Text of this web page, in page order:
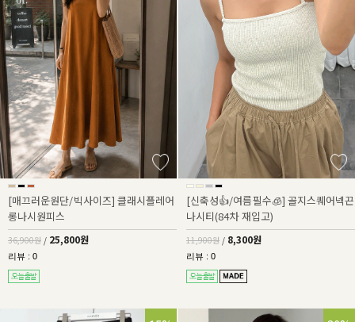
[매끄러운원단/빅사이즈] 클래시플레어
롱나시원피스
36,900원 / 25,800원
리뷰 : 0
[신축성👍/여름필수🧊] 골지스퀘어넥끈
나시티(84차 재입고)
11,900원 / 8,300원
리뷰 : 0